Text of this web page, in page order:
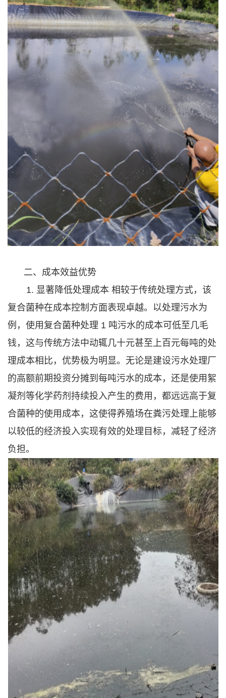
二、成本效益优势
1. 显著降低处理成本 相较于传统处理方式，该
复合菌种在成本控制方面表现卓越。以处理污水为
例，使用复合菌种处理 1 吨污水的成本可低至几毛
钱，这与传统方法中动辄几十元甚至上百元每吨的处
理成本相比，优势极为明显。无论是建设污水处理厂
的高额前期投资分摊到每吨污水的成本，还是使用絮
凝剂等化学药剂持续投入产生的费用，都远远高于复
合菌种的使用成本，这使得养殖场在粪污处理上能够
以较低的经济投入实现有效的处理目标，减轻了经济
负担。